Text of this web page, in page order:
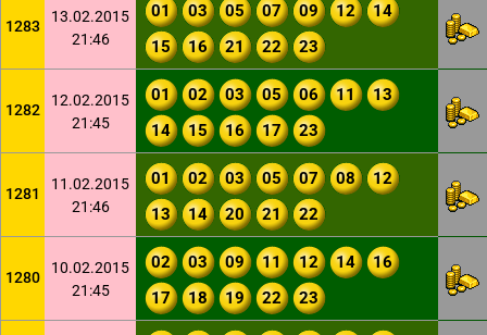
1283
13.02.2015
21:46
01 03 05 07 09 12
14
15
16 21 22 23
1282
12.02.2015
21:45
01 02 03 05 06 11
13
14
15 16 17 23
1281
11.02.2015
21:46
01 02 03 05 07 08
12
13
14 20 21 22
1280
10.02.2015
21:45
02 03 09 11 12 14
16
17
18 19 22 23